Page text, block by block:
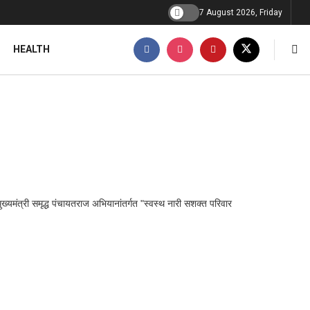
7 August 2026, Friday
HEALTH
समृद्ध पंचायतराज अभियानांतर्गत "स्वस्थ नारी सशक्त परिवार